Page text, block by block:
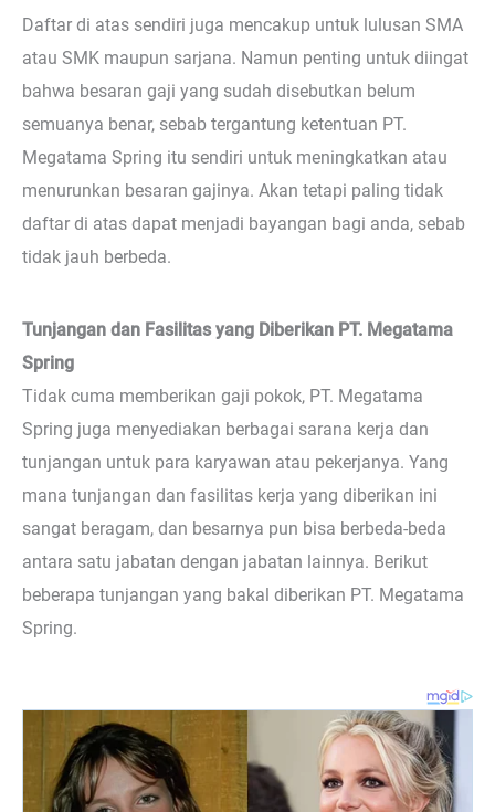
Daftar di atas sendiri juga mencakup untuk lulusan SMA
atau SMK maupun sarjana. Namun penting untuk diingat
bahwa besaran gaji yang sudah disebutkan belum
semuanya benar, sebab tergantung ketentuan PT.
Megatama Spring itu sendiri untuk meningkatkan atau
menurunkan besaran gajinya. Akan tetapi paling tidak
daftar di atas dapat menjadi bayangan bagi anda, sebab
tidak jauh berbeda.
Tunjangan dan Fasilitas yang Diberikan PT. Megatama
Spring
Tidak cuma memberikan gaji pokok, PT. Megatama
Spring juga menyediakan berbagai sarana kerja dan
tunjangan untuk para karyawan atau pekerjanya. Yang
mana tunjangan dan fasilitas kerja yang diberikan ini
sangat beragam, dan besarnya pun bisa berbeda-beda
antara satu jabatan dengan jabatan lainnya. Berikut
beberapa tunjangan yang bakal diberikan PT. Megatama
Spring.